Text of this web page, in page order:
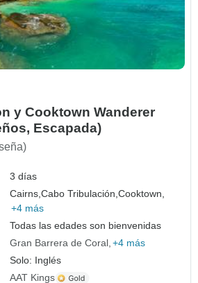
y Cooktown Wanderer
Escapada)
3 días
Cairns,Cabo Tribulación,Cooktown,
+4 más
Todas las edades son bienvenidas
Gran Barrera de Coral +4 más
Solo: Inglés
AAT Kings